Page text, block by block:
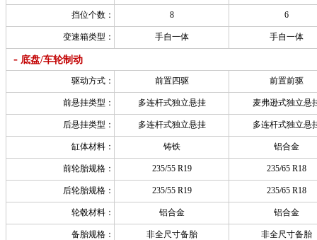
挡位个数： 8 6
变速箱类型： 手自一体 手自一体
- 底盘/车轮制动
驱动方式： 前置四驱 前置前驱
前悬挂类型： 多连杆式独立悬挂 麦弗逊式独立悬
后悬挂类型： 多连杆式独立悬挂 多连杆式独立悬
缸体材料： 铸铁 铝合金
前轮胎规格： 235/55 R19 235/65 R18
后轮胎规格： 235/55 R19 235/65 R18
轮毂材料： 铝合金 铝合金
备胎规格： 非全尺寸备胎 非全尺寸备胎